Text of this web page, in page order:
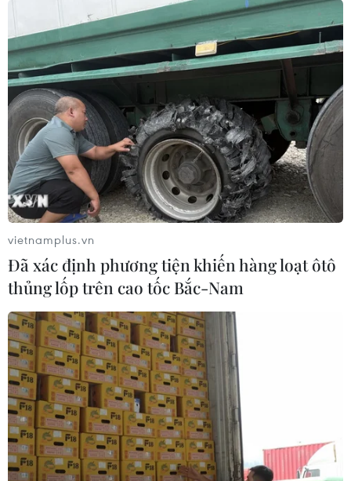
vietnamplus.vn
Đã xác định phương tiện khiến hàng loạt ôtô
thủng lốp trên cao tốc Bắc-Nam